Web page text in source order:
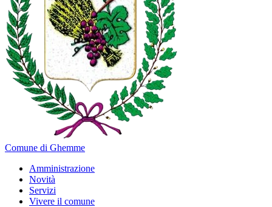
Comune di Ghemme
Amministrazione
Novità
Servizi
Vivere il comune